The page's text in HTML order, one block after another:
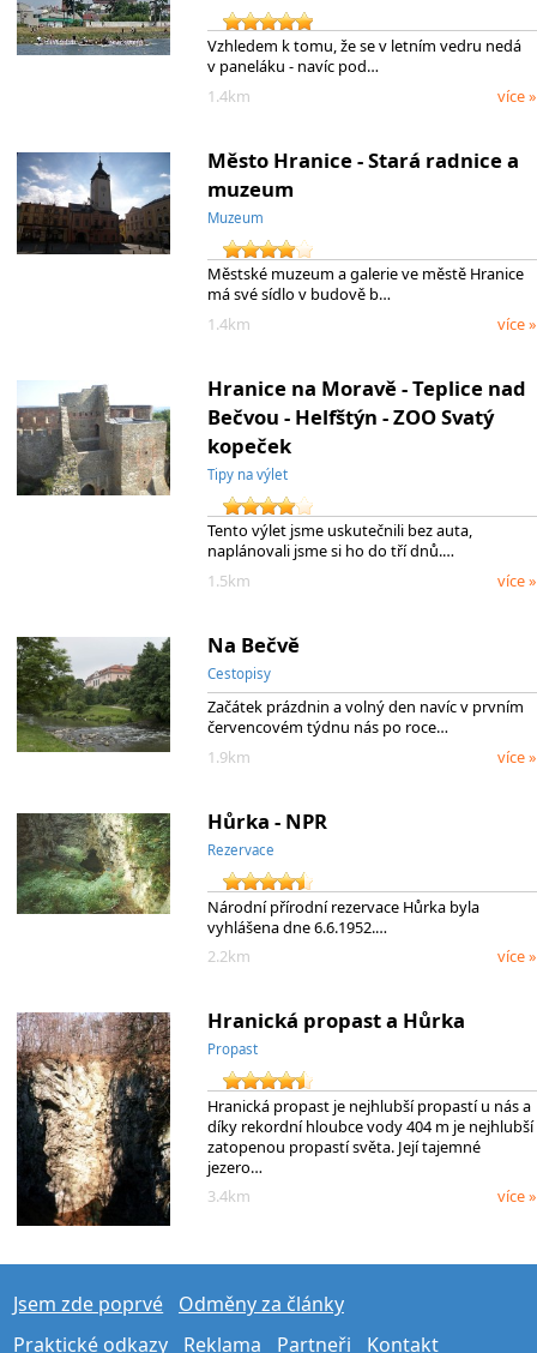
Vzhledem k tomu, že se v letním vedru nedá
v paneláku - navíc pod…
1.4km
více »
Město Hranice - Stará radnice a
muzeum
Muzeum
Městské muzeum a galerie ve městě Hranice
má své sídlo v budově b…
1.4km
více »
Hranice na Moravě - Teplice nad
Bečvou - Helfštýn - ZOO Svatý
kopeček
Tipy na výlet
Tento výlet jsme uskutečnili bez auta,
naplánovali jsme si ho do tří dnů.…
1.5km
více »
Na Bečvě
Cestopisy
Začátek prázdnin a volný den navíc v prvním
červencovém týdnu nás po roce…
1.9km
více »
Hůrka - NPR
Rezervace
Národní přírodní rezervace Hůrka byla
vyhlášena dne 6.6.1952.…
2.2km
více »
Hranická propast a Hůrka
Propast
Hranická propast je nejhlubší propastí u nás a
díky rekordní hloubce vody 404 m je nejhlubší
zatopenou propastí světa. Její tajemné
jezero…
3.4km
více »
Jsem zde poprvé
Odměny za články
Praktické odkazy
Reklama Partneři Kontakt